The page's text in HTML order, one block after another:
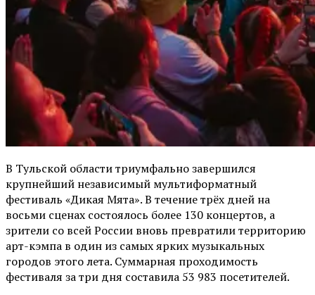
В Тульской области триумфально завершился
крупнейший независимый мультиформатный
фестиваль «Дикая Мята». В течение трёх дней на
восьми сценах состоялось более 130 концертов, а
зрители со всей России вновь превратили территорию
арт-кэмпа в один из самых ярких музыкальных
городов этого лета. Суммарная проходимость
фестиваля за три дня составила 53 983 посетителей.